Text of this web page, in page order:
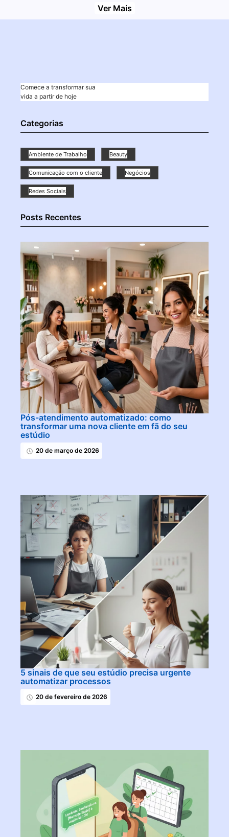
Ver Mais
Comece a transformar sua
vida a partir de hoje
Categorias
Ambiente de Trabalho Beauty
Comunicação com o cliente Negócios
Redes Sociais
Posts Recentes
Pós-atendimento automatizado: como
transformar uma nova cliente em fã do seu
estúdio
20 de março de 2026
5 sinais de que seu estúdio precisa urgente
automatizar processos
20 de fevereiro de 2026